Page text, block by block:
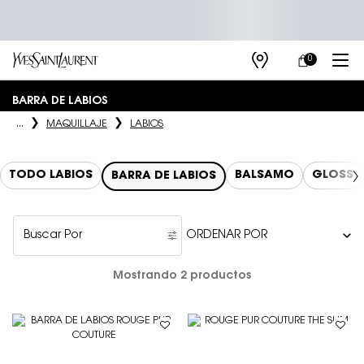
TIENDAS
MI
CARRITO
0
0 PRODUCTO
BARRA DE LABIOS
... MAQUILLAJE LABIOS
TODO LABIOS BARRA DE LABIOS BALSAMO GLOSS
Buscar Por
Filters menu
Mostrando 2 productos